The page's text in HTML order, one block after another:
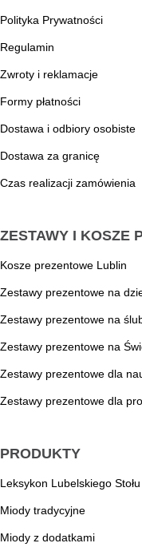
Polityka Prywatności
Regulamin
Zwroty i reklamacje
Formy płatności
Dostawa i odbiory osobiste
Dostawa za granicę
Czas realizacji zamówienia
ZESTAWY I KOSZE
Kosze prezentowe Lublin
Zestawy prezentowe na
Zestawy prezentowe na
Zestawy prezentowe na
Zestawy prezentowe dla
Zestawy prezentowe dla
PRODUKTY
Leksykon Lubelskiego Stołu
Miody tradycyjne
Miody z dodatkami